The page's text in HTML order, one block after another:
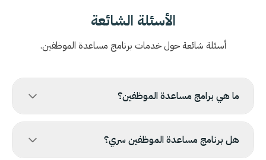
الأسئلة الشائعة
أسئلة شائعة حول خدمات برنامج مساعدة الموظفين.
ما هي برامج مساعدة الموظفين؟
هل برنامج مساعدة الموظفين سري؟